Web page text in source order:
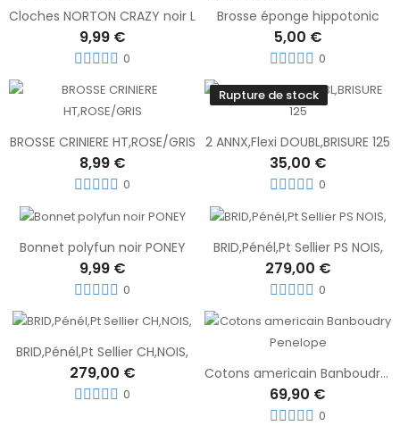
Cloches NORTON CRAZY noir L
9,99 €
0
Brosse éponge hippotonic
5,00 €
0
BROSSE CRINIERE HT,ROSE/GRIS
8,99 €
0
Rupture de stock
2 ANNX,Flexi DOUBL,BRISURE 125
35,00 €
0
Bonnet polyfun noir PONEY
9,99 €
0
BRID,Pénél,Pt Sellier PS NOIS,
279,00 €
0
BRID,Pénél,Pt Sellier CH,NOIS,
279,00 €
0
Cotons americain Banboudry Penelope
69,90 €
0